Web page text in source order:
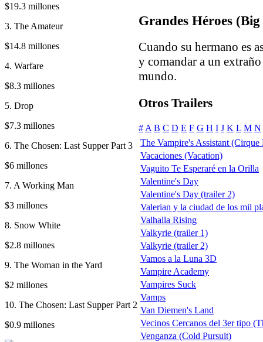
$19.3 millones
3. The Amateur
$14.8 millones
4. Warfare
$8.3 millones
5. Drop
$7.3 millones
6. The Chosen: Last Supper Part 3
$6 millones
7. A Working Man
$3 millones
8. Snow White
$2.8 millones
9. The Woman in the Yard
$2 millones
10. The Chosen: Last Supper Part 2
$0.9 millones
Grandes Héroes
Cuando su hermano es
y comandar a un
mundo.
Otros Trailers
# A B C D E F G H I J K L M N
The Vampire's Assistant (Cirque
Vacaciones (Vacation)
Vaguito Te Esperaré en la Orilla
Valentine's Day
Valentine's Day (trailer 2)
Valerian y la ciudad de los mil
Valhalla Rising
Valkyrie (trailer 1)
Valkyrie (trailer 2)
Vamos a la Luna 3D
Vampire Academy
Vampires Suck
Vamps
Van Diemen's Land
Vecinos Cercanos del 3er tipo
Venganza (Cold Pursuit)